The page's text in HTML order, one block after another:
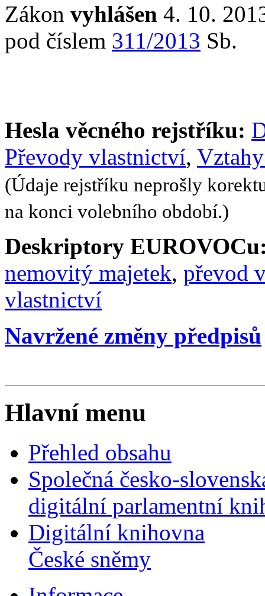
Zákon vyhlášen 4. 10.
pod číslem 311/2013 Sb.
Hesla věcného rejstříku:
Převody vlastnictví,
(Údaje rejstříku neprošly
na konci volebního období.)
Deskriptory
nemovitý majetek, převod
vlastnictví
Navržené změny předpisů
Hlavní menu
Přehled obsahu
Společná česko-
digitální parlamentní
Digitální knihovna
České sněmy